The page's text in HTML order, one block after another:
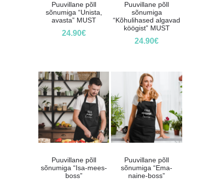
Puuvillane põll
sõnumiga “Unista,
avasta” MUST
24.90€
Puuvillane põll
sõnumiga
“Kõhulihased algavad
köögist” MUST
24.90€
Puuvillane põll
sõnumiga “Isa-mees-
boss”
Puuvillane põll
sõnumiga “Ema-
naine-boss”